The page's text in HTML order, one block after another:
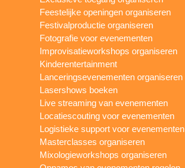
Feestelijke openingen organiseren
Festivalproductie organiseren
Fotografie voor evenementen
Improvisatieworkshops organiseren
Kinderentertainment
Lanceringsevenementen organiseren
Lasershows boeken
Live streaming van evenementen
Locatiescouting voor evenementen
Logistieke support voor evenementen
Masterclasses organiseren
Mixologieworkshops organiseren